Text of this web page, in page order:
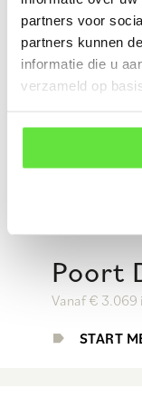
partners voor
partners kunnen
informatie die u
verzameld op
Poort
Vanaf € 3.069
START